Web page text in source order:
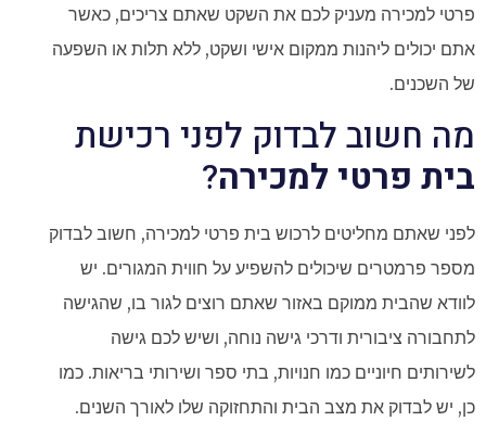
פרטי למכירה מעניק לכם את השקט שאתם צריכים, כאשר
אתם יכולים ליהנות ממקום אישי ושקט, ללא תלות או השפעה
של השכנים.
מה חשוב לבדוק לפני רכישת
בית פרטי למכירה?
לפני שאתם מחליטים לרכוש בית פרטי למכירה, חשוב לבדוק
מספר פרמטרים שיכולים להשפיע על חווית המגורים. יש
לוודא שהבית ממוקם באזור שאתם רוצים לגור בו, שהגישה
לתחבורה ציבורית ודרכי גישה נוחה, ושיש לכם גישה
לשירותים חיוניים כמו חנויות, בתי ספר ושירותי בריאות. כמו
כן, יש לבדוק את מצב הבית והתחזוקה שלו לאורך השנים.